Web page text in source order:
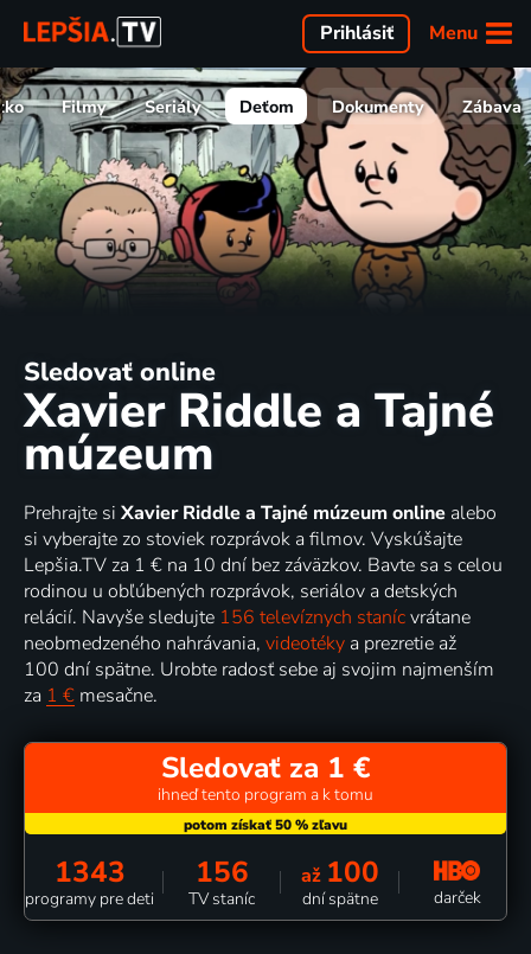
Menu
Prihlásiť
Filmy Seriály Deťom Dokumenty Zábava
Sledovať online
Xavier Riddle a Tajné
múzeum
Prehrajte si Xavier Riddle a Tajné múzeum online alebo
si vyberajte zo stoviek rozprávok a filmov. Vyskúšajte
Lepšia.TV za 1 € na 10 dní bez záväzkov. Bavte sa s celou
rodinou u obľúbených rozprávok, seriálov a detských
relácií. Navyše sledujte 156 televíznych stanícvrátane
neobmedzeného nahrávania, videotéky a prezretie až
100 dní spätne. Urobte radosť sebe aj svojim najmenším
za 1 € mesačne.
Sledovať za 1 €
ihneď tento program a k tomu
1343
programy pre deti
156
TV staníc
až 100
dní spätne darček